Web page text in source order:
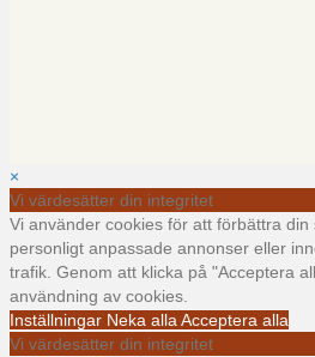
×
Vi värdesätter din integritet
Vi använder cookies för att förbättra din
personligt anpassade annonser eller
trafik. Genom att klicka på "Acceptera
användning av cookies.
Inställningar Neka alla Acceptera alla
Vi värdesätter din integritet